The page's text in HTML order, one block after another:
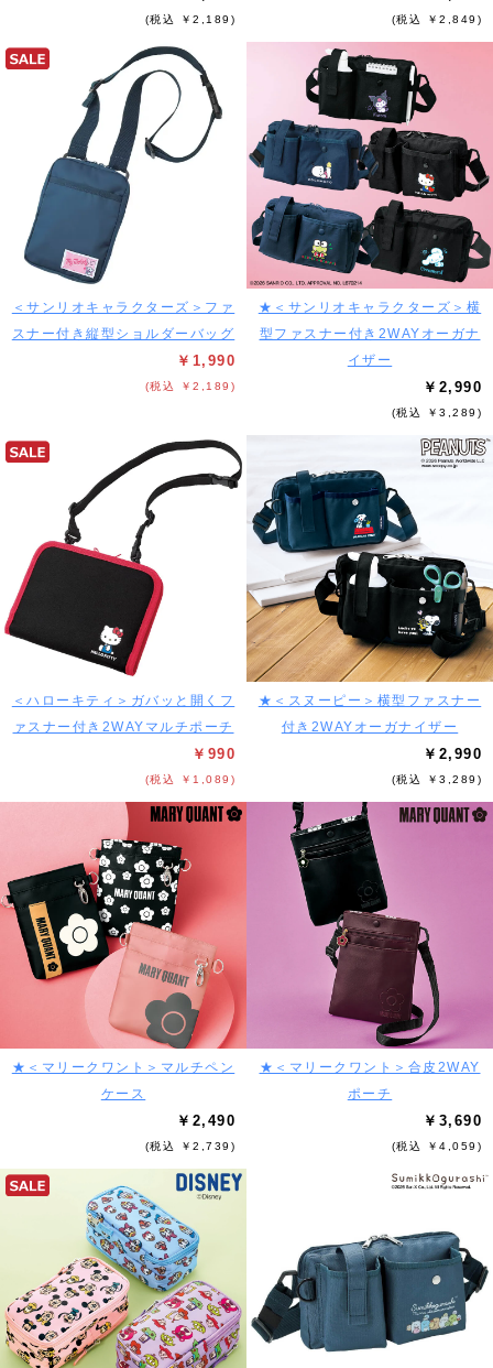
(税込 ￥2,189) (税込 ￥2,849)
＜サンリオキャラクターズ＞ファ
スナー付き縦型ショルダーバッグ
￥1,990
(税込 ￥2,189)
★＜サンリオキャラクターズ＞横
型ファスナー付き2WAYオーガナ
イザー
￥2,990
(税込 ￥3,289)
＜ハローキティ＞ガバッと開くフ
ァスナー付き2WAYマルチポーチ
￥990
(税込 ￥1,089)
★＜スヌーピー＞横型ファスナー
付き2WAYオーガナイザー
￥2,990
(税込 ￥3,289)
★＜マリークワント＞マルチペン
ケース
￥2,490
(税込 ￥2,739)
★＜マリークワント＞合皮2WAY
ポーチ
￥3,690
(税込 ￥4,059)